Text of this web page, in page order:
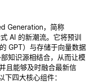
Generation，简称
AI 的新潮流。它将预训
GPT）与存储于向量数据
知识源相结合，从而让模
且能够及时融合最新信
下四大核心组件：